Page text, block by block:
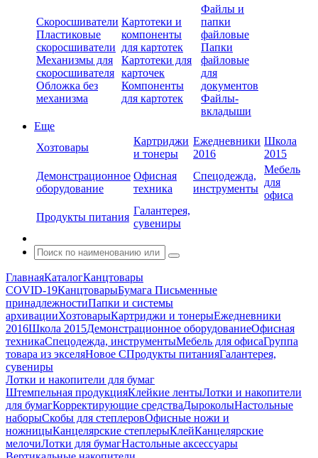
Скоросшиватели
Пластиковые
скоросшиватели
Механизмы для
скоросшивателя
Обложка без
механизма
Картотеки и
компоненты
для картотек
Картотеки для
карточек
Компоненты
для картотек
Файлы и
папки
файловые
Папки
файловые
для
документов
Файлы-
вкладыши
Еще
Хозтовары
Картриджи
и тонеры
Ежедневники
2016
Школа
2015
Демонстрационное
оборудование
Офисная
техника
Спецодежда,
инструменты
Мебель
для
офиса
Продукты питания
Галантерея,
сувениры
ГлавнаяКаталогКанцтовары
COVID-19КанцтоварыБумага Письменные
принадлежностиПапки и системы
архивацииХозтоварыКартриджи и тонерыЕжедневники
2016Школа 2015Демонстрационное оборудованиеОфисная
техникаСпецодежда, инструментыМебель для офисаГруппа
товара из экселяНовое СПродукты питанияГалантерея,
сувениры
Лотки и накопители для бумаг
Штемпельная продукцияКлейкие лентыЛотки и накопители
для бумагКорректирующие средстваДыроколыНастольные
наборыСкобы для степлеровОфисные ножи и
ножницыКанцелярские степлерыКлейКанцелярские
мелочиЛотки для бумагНастольные аксессуары